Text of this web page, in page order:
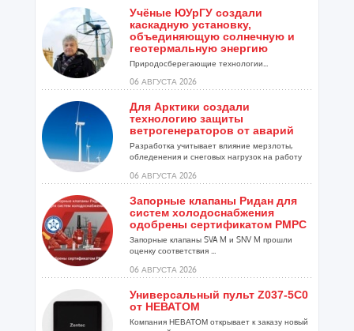
Учёные ЮУрГУ создали
каскадную установку,
объединяющую солнечную и
геотермальную энергию
Природосберегающие технологии...
06 АВГУСТА 2026
Для Арктики создали
технологию защиты
ветрогенераторов от аварий
Разработка учитывает влияние мерзлоты,
обледенения и снеговых нагрузок на работу
06 АВГУСТА 2026
Запорные клапаны Ридан для
систем холодоснабжения
одобрены сертификатом РМРС
Запорные клапаны SVA M и SNV M прошли
оценку соответствия ...
06 АВГУСТА 2026
Универсальный пульт Z037-5C0
от НЕВАТОМ
Компания НЕВАТОМ открывает к заказу новый